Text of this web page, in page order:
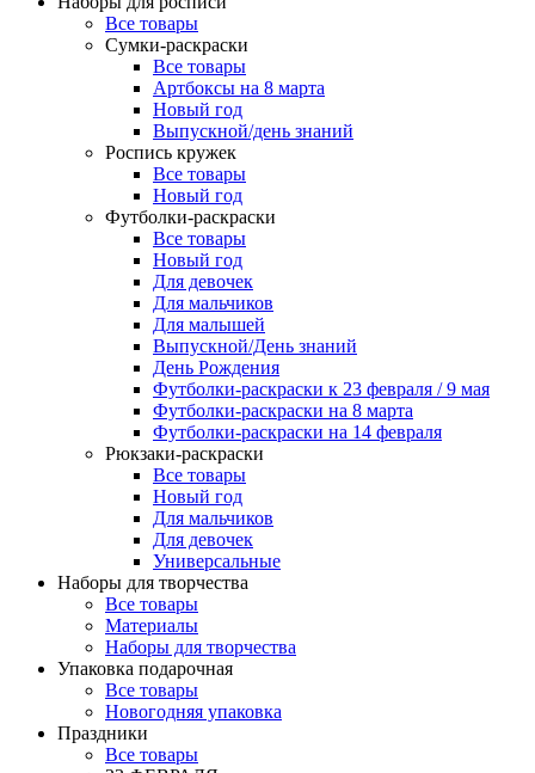
Все товары
Сумки-раскраски
Все товары
Артбоксы на 8 марта
Новый год
Выпускной/день знаний
Роспись кружек
Все товары
Новый год
Футболки-раскраски
Все товары
Новый год
Для девочек
Для мальчиков
Для малышей
Выпускной/День знаний
День Рождения
Футболки-раскраски к 23 февраля / 9 мая
Футболки-раскраски на 8 марта
Футболки-раскраски на 14 февраля
Рюкзаки-раскраски
Все товары
Новый год
Для мальчиков
Для девочек
Универсальные
Наборы для творчества
Все товары
Материалы
Наборы для творчества
Упаковка подарочная
Все товары
Новогодняя упаковка
Праздники
Все товары